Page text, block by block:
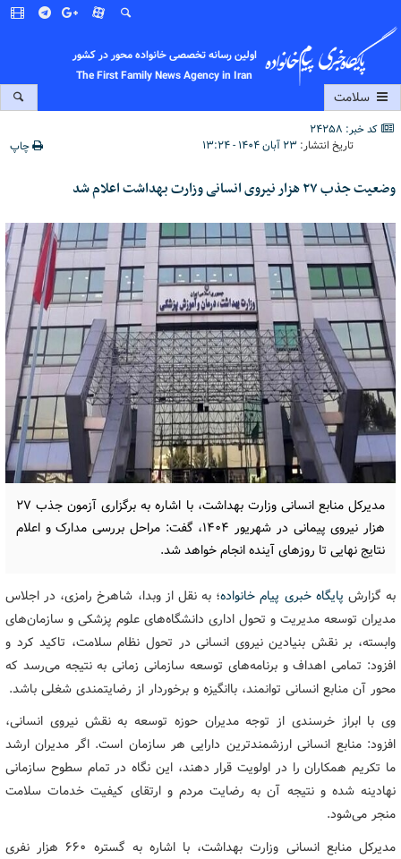
اولین رسانه تخصصی خانواده محور در کشور
The First Family News Agency in Iran
سلامت
کد خبر: 24258
تاریخ انتشار: ۲۳ آبان ۱۴۰۴ - ۱۳:۲۴ چاپ
وضعیت جذب ۲۷ هزار نیروی انسانی وزارت بهداشت اعلام شد
مدیرکل منابع انسانی وزارت بهداشت، با اشاره به برگزاری آزمون جذب ۲۷
هزار نیروی پیمانی در شهریور ۱۴۰۴، گفت: مراحل بررسی مدارک و اعلام
نتایج نهایی تا روزهای آینده انجام خواهد شد.
به گزارش پایگاه خبری پیام خانواده؛ به نقل از وبدا، شاهرخ رامزی، در اجلاس
مدیران توسعه مدیریت و تحول اداری دانشگاه‌های علوم پزشکی و سازمان‌های
وابسته، بر نقش بنیادین نیروی انسانی در تحول نظام سلامت، تاکید کرد و
افزود: تمامی اهداف و برنامه‌های توسعه سازمانی زمانی به نتیجه می‌رسد که
محور آن منابع انسانی توانمند، باانگیزه و برخوردار از رضایتمندی شغلی باشد.
وی با ابراز خرسندی از توجه مدیران حوزه توسعه به نقش نیروی انسانی،
افزود: منابع انسانی ارزشمندترین دارایی هر سازمان است. اگر مدیران ارشد
ما تکریم همکاران را در اولویت قرار دهند، این نگاه در تمام سطوح سازمانی
نهادینه شده و نتیجه آن به رضایت مردم و ارتقای کیفیت خدمات سلامت
منجر می‌شود.
مدیرکل منابع انسانی وزارت بهداشت، با اشاره به گستره ۶۶۰ هزار نفری